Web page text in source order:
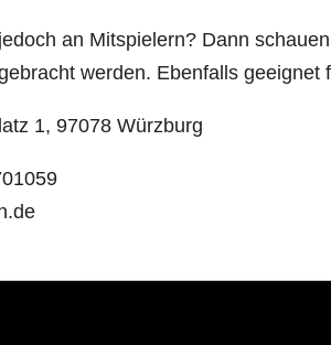
an Mitspielern? Dann
werden. Ebenfalls
1, 97078 Würzburg